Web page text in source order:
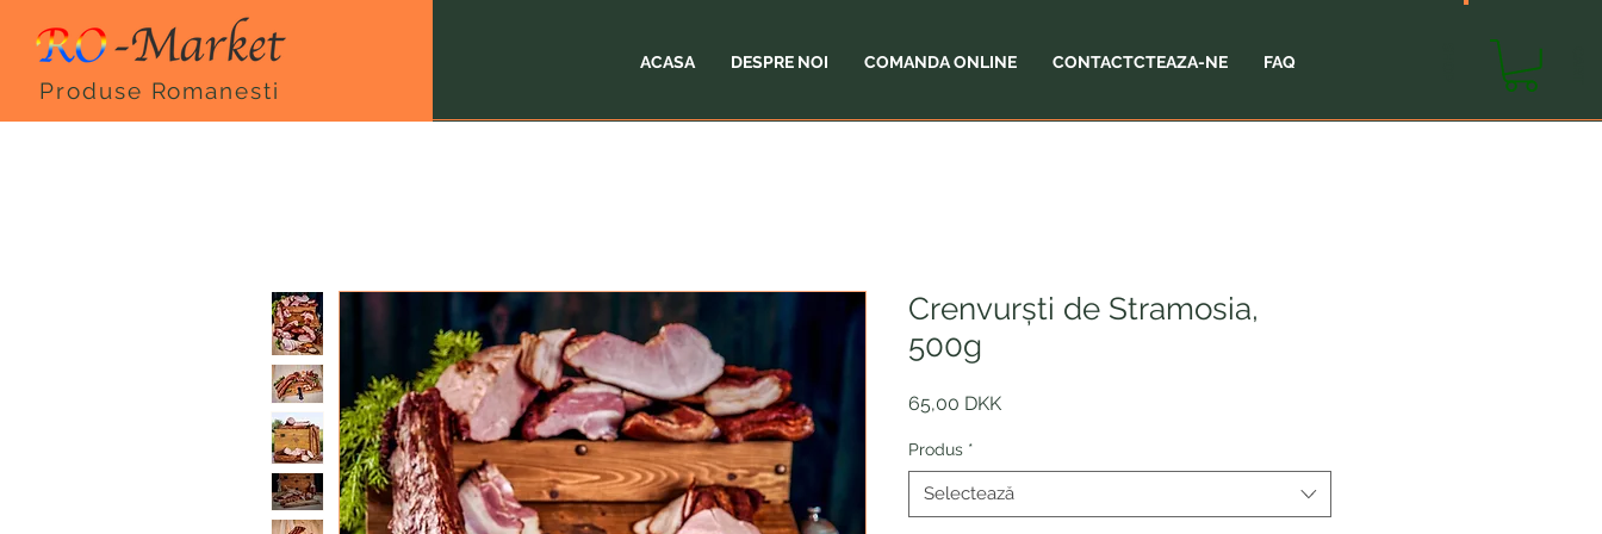
Produse Romanesti
ACASA DESPRE NOI COMANDA ONLINE CONTACTCTEAZA-NE FAQ
Crenvurști de Stramosia,
500g
65,00 DKKPreț
Produs *
Selectează